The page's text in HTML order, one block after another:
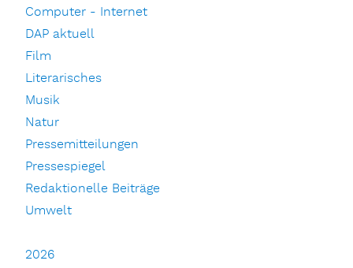
Computer - Internet
DAP aktuell
Film
Literarisches
Musik
Natur
Pressemitteilungen
Pressespiegel
Redaktionelle Beiträge
Umwelt
2026